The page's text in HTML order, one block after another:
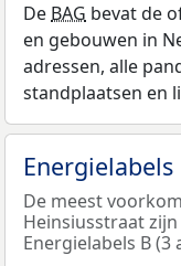
De BAG bevat de
en gebouwen in
adressen, alle
standplaatsen en
Energielabels
De meest
Heinsiusstraat zijn
Energielabels B (3